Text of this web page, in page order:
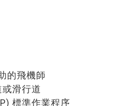
的飛機師
滑行道
標準作業程序